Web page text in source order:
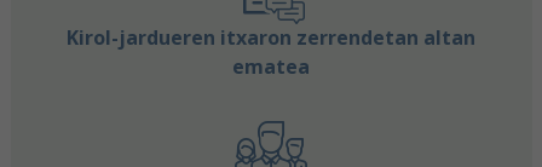
Kirol-jardueren itxaron zerrendetan altan
ematea